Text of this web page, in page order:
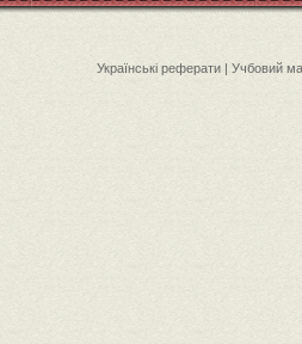
Українські реферати | Учбовий